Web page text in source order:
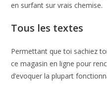
en surfant sur vrais chemise.
Tous les textes
Permettant que toi sachiez
ce magasin en ligne pour
d’evoquer la plupart